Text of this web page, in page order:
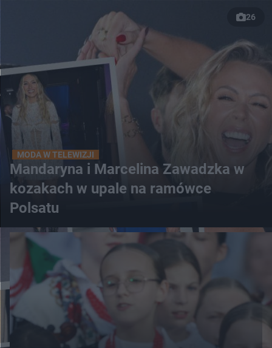
26
MODA W TELEWIZJI
Mandaryna i Marcelina Zawadzka w
kozakach w upale na ramówce
Polsatu